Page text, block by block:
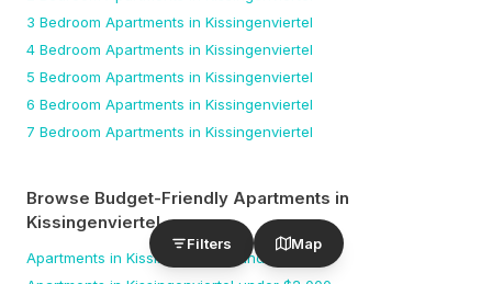
Filters Map
3 Bedroom Apartments in Kissingenviertel
4 Bedroom Apartments in Kissingenviertel
5 Bedroom Apartments in Kissingenviertel
6 Bedroom Apartments in Kissingenviertel
7 Bedroom Apartments in Kissingenviertel
Browse Budget-Friendly Apartments in
Kissingenviertel
Apartments in Kissingenviertel under $
1,500